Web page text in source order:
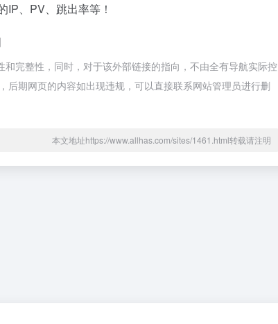
、PV、跳出率等！
完整性，同时，对于该外部链接的指向，不由全有导航实际控
期网页的内容如出现违规，可以直接联系网站管理员进行删
本文地址https://www.allhas.com/sites/1461.html转载请注明